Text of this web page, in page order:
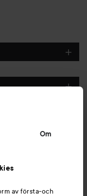
Om
av första-och